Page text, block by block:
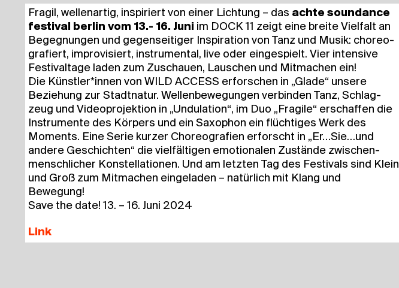
Fra­gil, wel­len­ar­tig, inspi­riert von einer Lich­tung – das ach­te sound­ance
fes­ti­val ber­lin vom 13.- 16. Juni im DOCK 11 zeigt eine brei­te Viel­falt an
Begeg­nun­gen und gegen­sei­ti­ger Inspi­ra­ti­on von Tanz und Musik: cho­reo­
gra­fiert, impro­vi­siert, instru­men­tal, live oder ein­ge­spielt. Vier inten­si­ve
Fes­ti­val­ta­ge laden zum Zuschau­en, Lau­schen und Mit­ma­chen ein!
Die Künstler*innen von WILD ACCESS erfor­schen in „Gla­de“ unse­re
Bezie­hung zur Stadt­na­tur. Wel­len­be­we­gun­gen ver­bin­den Tanz, Schlag­
zeug und Video­pro­jek­ti­on in „Undu­la­ti­on“, im Duo „Fra­gi­le“ erschaf­fen die
Instru­men­te des Kör­pers und ein Saxo­phon ein flüch­ti­ges Werk des
Moments. Eine Serie kur­zer Cho­reo­gra­fien erforscht in „Er…Sie…und
ande­re Geschich­ten“ die viel­fäl­ti­gen emo­tio­na­len Zustän­de zwi­schen­
mensch­li­cher Kon­stel­la­tio­nen. Und am letz­ten Tag des Fes­ti­vals sind Klein
und Groß zum Mit­ma­chen ein­ge­la­den – natür­lich mit Klang und
Bewegung!
Save the date! 13. – 16. Juni 2024
Link